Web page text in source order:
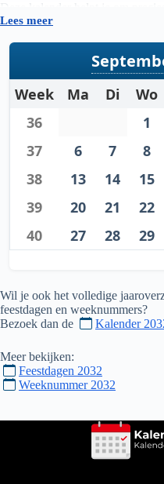
Deze kalender helpt je om
welke fase staat, handig voor
weten wanneer de volgende
De gegevens worden
gebaseerd op betrouwbare
maand.
Lees meer
Week Ma Di Wo
36
1
37
6 7 8
38
13 14 15
39
20 21 22
40
27 28 29
Wil je ook het volledige
feestdagen en weeknummers?
Bezoek dan de
Kalender
Meer bekijken:
Feestdagen 2032
Weeknummer 2032